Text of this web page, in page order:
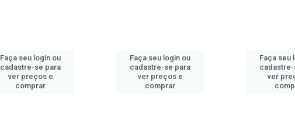
Faça seu login ou
cadastre-se para
ver preços e
comprar
Faça seu login ou
cadastre-se para
ver preços e
comprar
Faça seu
ver